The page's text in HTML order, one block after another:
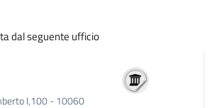
dal seguente ufficio
I,100 - 10060